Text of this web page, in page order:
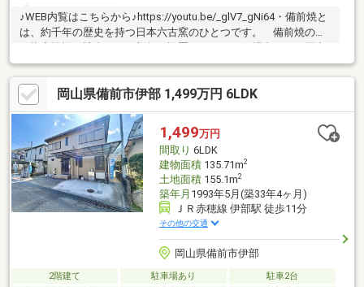
♪WEB内覧はこちらから♪https://youtu.be/_glV7_gNi64・備前焼と
は、約千年の歴史を持つ日本六古窯のひとつです。 備前焼の窯
が必要となります。 古き良き日本家屋で岡山を代表する焼き
物、 「備前焼」を身近に感じるお住まいを体感ください。※土
砂災害警戒区域に該当します
岡山県備前市伊部 1,499万円 6LDK
1,499万円
間取り 6LDK
建物面積135.71m2
土地面積155.1m2
築年月 1993年5月(築33年4ヶ月)
ＪＲ赤穂線 伊部駅 徒歩11分
その他の交通
岡山県備前市伊部
2階建て 駐車場あり
駐車2台